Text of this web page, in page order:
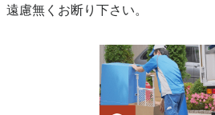
遠慮無くお断り下さい。